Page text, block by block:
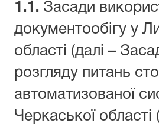
1.1. Засади
документообігу у
області (далі –
розгляду питань
автоматизованої
Черкаської області